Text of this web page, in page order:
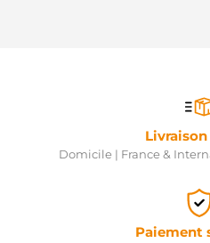
Domicile | France &
Paiement